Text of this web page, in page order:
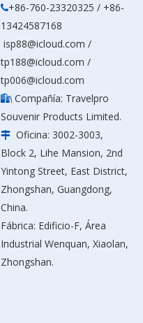
+86-760-23320325 / +86-
13424587168
isp88@icloud.com /
tp188@icloud.com /
tp006@icloud.com
 Compañía: Travelpro
Souvenir Products Limited.
 Oficina: 3002-3003,
Block 2, Lihe Mansion, 2nd
Yintong Street, East District,
Zhongshan, Guangdong,
China.
Fábrica: Edificio-F, Área
Industrial Wenquan, Xiaolan,
Zhongshan.